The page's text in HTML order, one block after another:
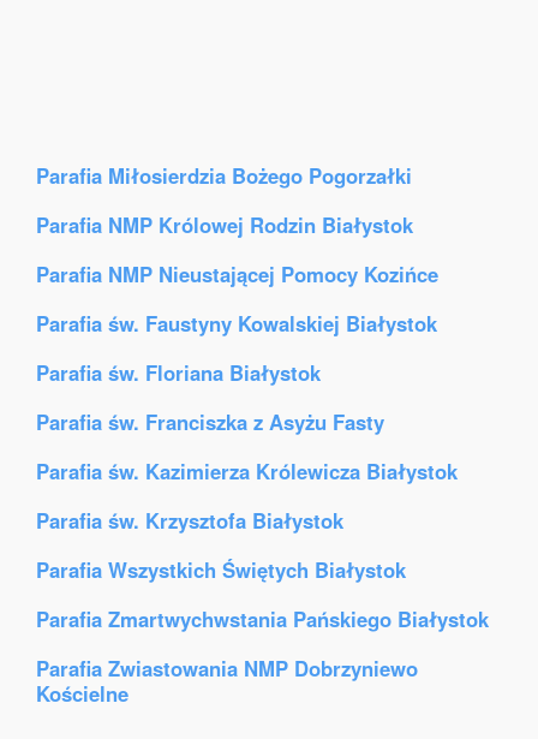
Parafia Miłosierdzia Bożego Pogorzałki
Parafia NMP Królowej Rodzin Białystok
Parafia NMP Nieustającej Pomocy Kozińce
Parafia św. Faustyny Kowalskiej Białystok
Parafia św. Floriana Białystok
Parafia św. Franciszka z Asyżu Fasty
Parafia św. Kazimierza Królewicza Białystok
Parafia św. Krzysztofa Białystok
Parafia Wszystkich Świętych Białystok
Parafia Zmartwychwstania Pańskiego Białystok
Parafia Zwiastowania NMP Dobrzyniewo
Kościelne